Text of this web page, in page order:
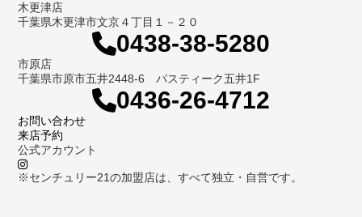
木更津店
千葉県木更津市文京４丁目１－２０
0438-38-5280
市原店
千葉県市原市五井2448-6 パスティーク五井1F
0436-26-4712
お問い合わせ
来店予約
公式アカウント
※センチュリー21の加盟店は、すべて独立・自営です。